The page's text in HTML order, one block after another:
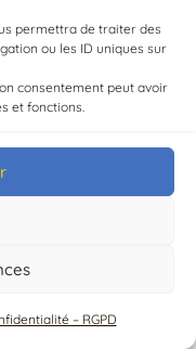
permettra de traiter des
ou les ID uniques sur
consentement peut avoir
et fonctions.
– RGPD
droits réservés.